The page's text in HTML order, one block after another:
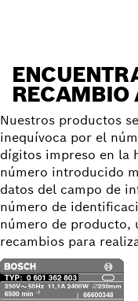
RECAMBIO
Nuestros productos
inequívoca por el
dígitos impreso en la
número introducido
datos del campo de
número de
número de producto,
recambios para